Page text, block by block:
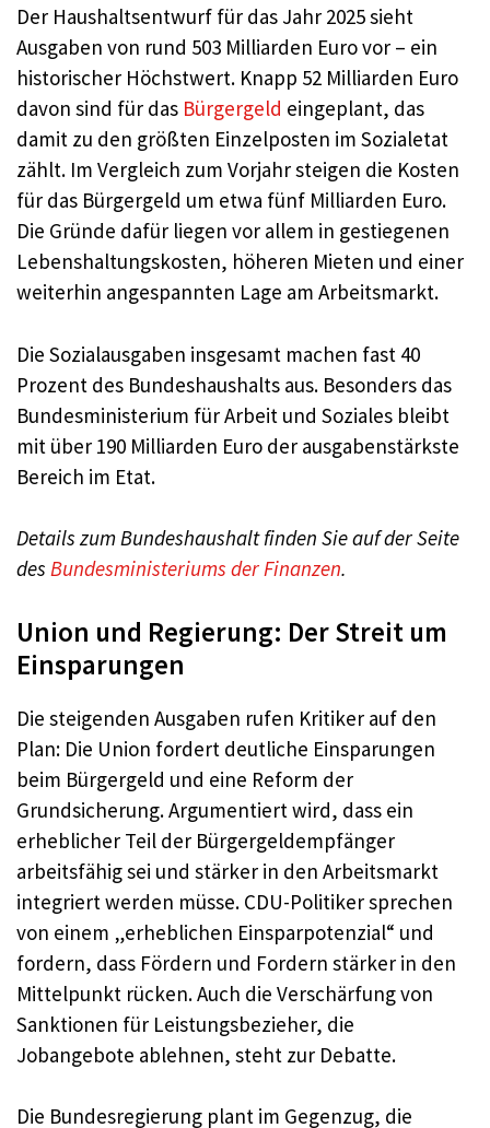
Der Haushaltsentwurf für das Jahr 2025 sieht
Ausgaben von rund 503 Milliarden Euro vor – ein
historischer Höchstwert. Knapp 52 Milliarden Euro
davon sind für das Bürgergeld eingeplant, das
damit zu den größten Einzelposten im Sozialetat
zählt. Im Vergleich zum Vorjahr steigen die Kosten
für das Bürgergeld um etwa fünf Milliarden Euro.
Die Gründe dafür liegen vor allem in gestiegenen
Lebenshaltungskosten, höheren Mieten und einer
weiterhin angespannten Lage am Arbeitsmarkt.
Die Sozialausgaben insgesamt machen fast 40
Prozent des Bundeshaushalts aus. Besonders das
Bundesministerium für Arbeit und Soziales bleibt
mit über 190 Milliarden Euro der ausgabenstärkste
Bereich im Etat.
Details zum Bundeshaushalt finden Sie auf der Seite
des Bundesministeriums der Finanzen.
Union und Regierung: Der Streit um
Einsparungen
Die steigenden Ausgaben rufen Kritiker auf den
Plan: Die Union fordert deutliche Einsparungen
beim Bürgergeld und eine Reform der
Grundsicherung. Argumentiert wird, dass ein
erheblicher Teil der Bürgergeldempfänger
arbeitsfähig sei und stärker in den Arbeitsmarkt
integriert werden müsse. CDU-Politiker sprechen
von einem „erheblichen Einsparpotenzial“ und
fordern, dass Fördern und Fordern stärker in den
Mittelpunkt rücken. Auch die Verschärfung von
Sanktionen für Leistungsbezieher, die
Jobangebote ablehnen, steht zur Debatte.
Die Bundesregierung plant im Gegenzug, die